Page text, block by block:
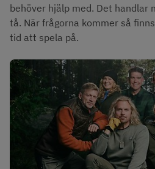
behöver hjälp med. Det handlar
tå. När frågorna kommer så
tid att spela på.